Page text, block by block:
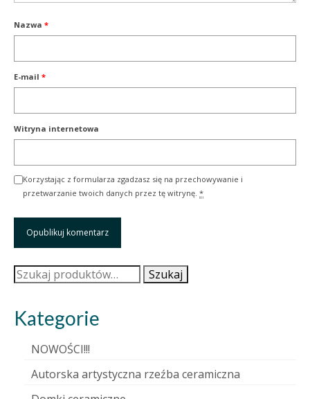
Nazwa *
E-mail *
Witryna internetowa
Korzystając z formularza zgadzasz się na przechowywanie i
przetwarzanie twoich danych przez tę witrynę. *
Szukaj: Szukaj
Kategorie
NOWOŚCI!!!
Autorska artystyczna rzeźba ceramiczna